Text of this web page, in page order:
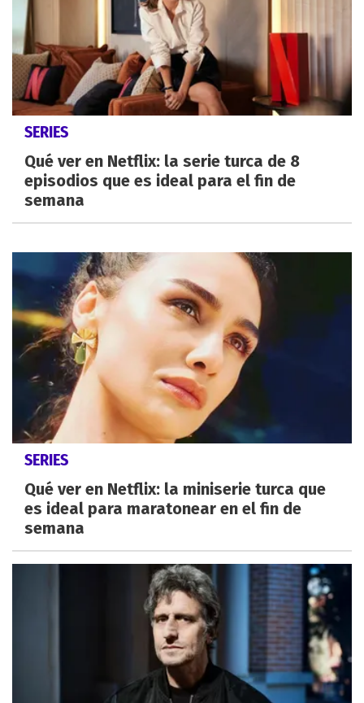
SERIES
Qué ver en Netflix: la serie turca de 8
episodios que es ideal para el fin de
semana
SERIES
Qué ver en Netflix: la miniserie turca que
es ideal para maratonear en el fin de
semana